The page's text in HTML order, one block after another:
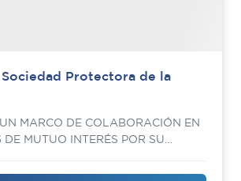
Protectora de la
MARCO DE COLABORACIÓN EN
MUTUO INTERÉS POR SU